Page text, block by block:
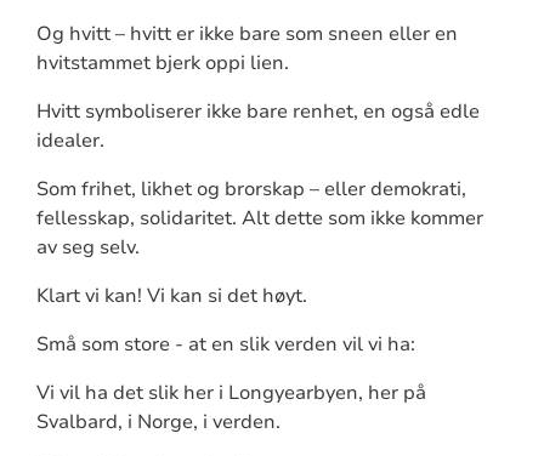
Og hvitt – hvitt er ikke bare som sneen eller en
hvitstammet bjerk oppi lien.
Hvitt symboliserer ikke bare renhet, en også edle
idealer.
Som frihet, likhet og brorskap – eller demokrati,
fellesskap, solidaritet. Alt dette som ikke kommer
av seg selv.
Klart vi kan! Vi kan si det høyt.
Små som store - at en slik verden vil vi ha:
Vi vil ha det slik her i Longyearbyen, her på
Svalbard, i Norge, i verden.